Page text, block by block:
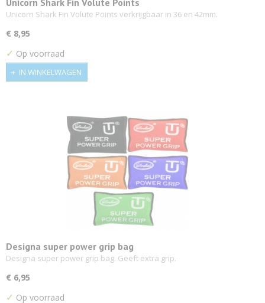
Unicorn Shark Fin Volute Points verkrijgbaar in 36 en 42mm.
€ 8,95
✓ Op voorraad
IN WINKELWAGEN
Designa super power grip bag
Designa super power grip bag. Geeft extra grip.
€ 6,95
✓ Op voorraad